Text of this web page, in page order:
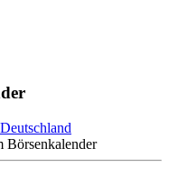
Börsenkalender